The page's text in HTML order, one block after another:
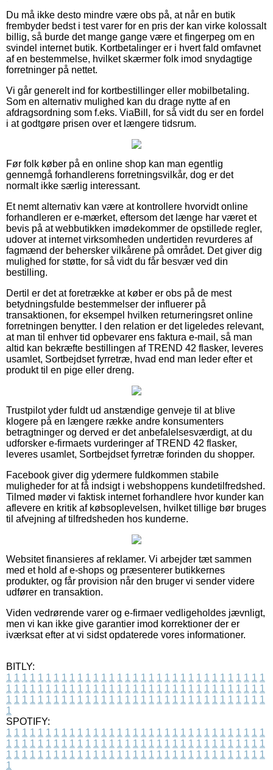
Du må ikke desto mindre være obs på, at når en butik
frembyder bedst i test varer for en pris der kan virke kolossalt
billig, så burde det mange gange være et fingerpeg om en
svindel internet butik. Kortbetalinger er i hvert fald omfavnet
af en bestemmelse, hvilket skærmer folk imod snydagtige
forretninger på nettet.
Vi går generelt ind for kortbestillinger eller mobilbetaling.
Som en alternativ mulighed kan du drage nytte af en
afdragsordning som f.eks. ViaBill, for så vidt du ser en fordel
i at godtgøre prisen over et længere tidsrum.
Før folk køber på en online shop kan man egentlig
gennemgå forhandlerens forretningsvilkår, dog er det
normalt ikke særlig interessant.
Et nemt alternativ kan være at kontrollere hvorvidt online
forhandleren er e-mærket, eftersom det længe har været et
bevis på at webbutikken imødekommer de opstillede regler,
udover at internet virksomheden undertiden revurderes af
fagmænd der behersker vilkårene på området. Det giver dig
mulighed for støtte, for så vidt du får besvær ved din
bestilling.
Dertil er det at foretrække at køber er obs på de mest
betydningsfulde bestemmelser der influerer på
transaktionen, for eksempel hvilken returneringsret online
forretningen benytter. I den relation er det ligeledes relevant,
at man til enhver tid opbevarer ens faktura e-mail, så man
altid kan bekræfte bestillingen af TREND 42 flasker, leveres
usamlet, Sortbejdset fyrretræ, hvad end man leder efter et
produkt til en pige eller dreng.
Trustpilot yder fuldt ud anstændige genveje til at blive
klogere på en længere række andre konsumenters
betragtninger og derved er det anbefalelsesværdigt, at du
udforsker e-firmaets vurderinger af TREND 42 flasker,
leveres usamlet, Sortbejdset fyrretræ forinden du shopper.
Facebook giver dig ydermere fuldkommen stabile
muligheder for at få indsigt i webshoppens kundetilfredshed.
Tilmed møder vi faktisk internet forhandlere hvor kunder kan
aflevere en kritik af købsoplevelsen, hvilket tillige bør bruges
til afvejning af tilfredsheden hos kunderne.
Websitet finansieres af reklamer. Vi arbejder tæt sammen
med et hold af e-shops og præsenterer butikkernes
produkter, og får provision når den bruger vi sender videre
udfører en transaktion.
Viden vedrørende varer og e-firmaer vedligeholdes jævnligt,
men vi kan ikke give garantier imod korrektioner der er
iværksat efter at vi sidst opdaterede vores informationer.
BITLY:
1 1 1 1 1 1 1 1 1 1 1 1 1 1 1 1 1 1 1 1 1 1 1 1 1 1 1 1 1 1 1 1 1
1 1 1 1 1 1 1 1 1 1 1 1 1 1 1 1 1 1 1 1 1 1 1 1 1 1 1 1 1 1 1 1 1
1 1 1 1 1 1 1 1 1 1 1 1 1 1 1 1 1 1 1 1 1 1 1 1 1 1 1 1 1 1 1 1 1
1
SPOTIFY:
1 1 1 1 1 1 1 1 1 1 1 1 1 1 1 1 1 1 1 1 1 1 1 1 1 1 1 1 1 1 1 1 1
1 1 1 1 1 1 1 1 1 1 1 1 1 1 1 1 1 1 1 1 1 1 1 1 1 1 1 1 1 1 1 1 1
1 1 1 1 1 1 1 1 1 1 1 1 1 1 1 1 1 1 1 1 1 1 1 1 1 1 1 1 1 1 1 1 1
1